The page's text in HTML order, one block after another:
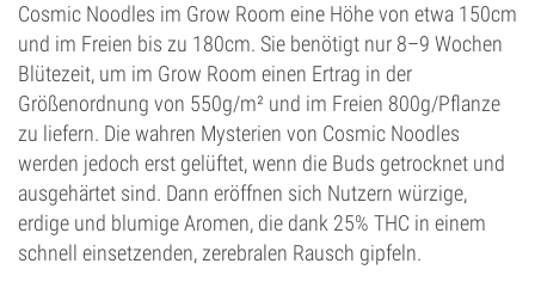
Cosmic Noodles im Grow Room eine Höhe von etwa 150cm
und im Freien bis zu 180cm. Sie benötigt nur 8–9 Wochen
Blütezeit, um im Grow Room einen Ertrag in der
Größenordnung von 550g/m² und im Freien 800g/Pflanze
zu liefern. Die wahren Mysterien von Cosmic Noodles
werden jedoch erst gelüftet, wenn die Buds getrocknet und
ausgehärtet sind. Dann eröffnen sich Nutzern würzige,
erdige und blumige Aromen, die dank 25% THC in einem
schnell einsetzenden, zerebralen Rausch gipfeln.